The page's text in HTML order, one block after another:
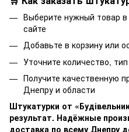
Выберите нужный товар
сайте
Добавьте в корзину или
Уточните количество,
Получите качественную
Днепру и области
Штукатурки от
результат. Надёжные
доставка по всему Днепру